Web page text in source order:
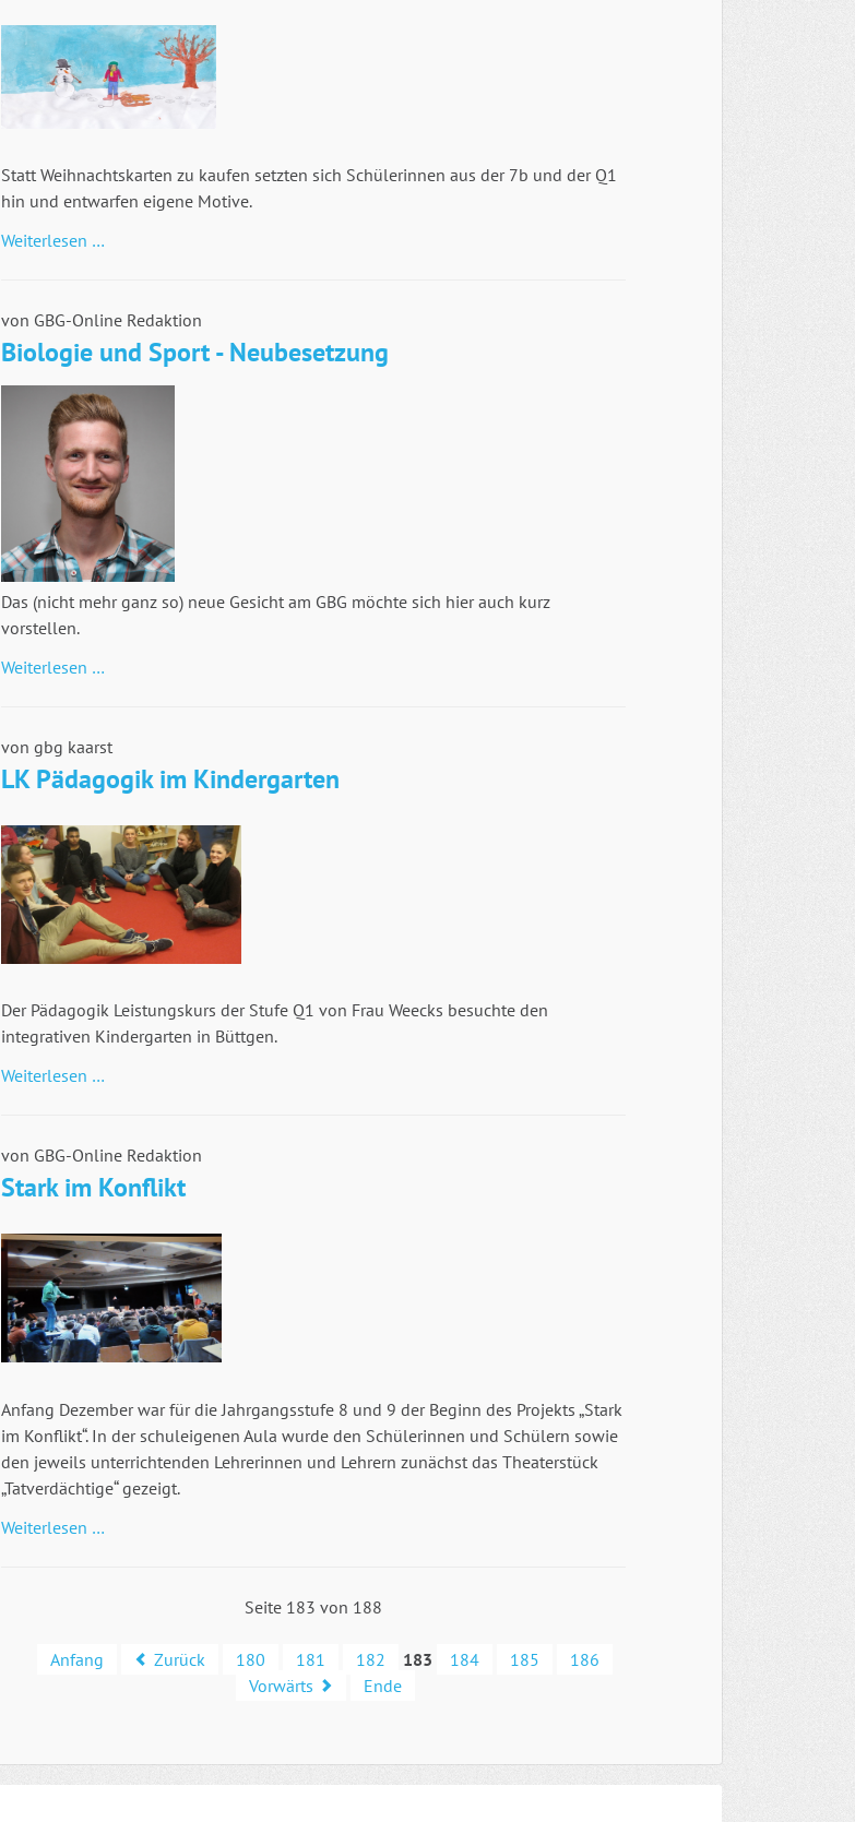
Statt Weihnachtskarten zu kaufen setzten sich Schülerinnen aus der 7b und der Q1
hin und entwarfen eigene Motive.
Weiterlesen …
gemacht
von GBG-Online Redaktion
Biologie und Sport - Neubesetzung
Das (nicht mehr ganz so) neue Gesicht am GBG möchte sich hier auch kurz
vorstellen.
Weiterlesen …
-
Neubesetzung
von gbg kaarst
LK Pädagogik im Kindergarten
Der Pädagogik Leistungskurs der Stufe Q1 von Frau Weecks besuchte den
integrativen Kindergarten in Büttgen.
Weiterlesen …
Kindergarten
von GBG-Online Redaktion
Stark im Konflikt
Anfang Dezember war für die Jahrgangsstufe 8 und 9 der Beginn des Projekts „Stark
im Konflikt“. In der schuleigenen Aula wurde den Schülerinnen und Schülern sowie
den jeweils unterrichtenden Lehrerinnen und Lehrern zunächst das Theaterstück
„Tatverdächtige“ gezeigt.
Weiterlesen …
Seite 183 von 188
Anfang Zurück 180 181 182 183 184 185
186
Vorwärts
Ende